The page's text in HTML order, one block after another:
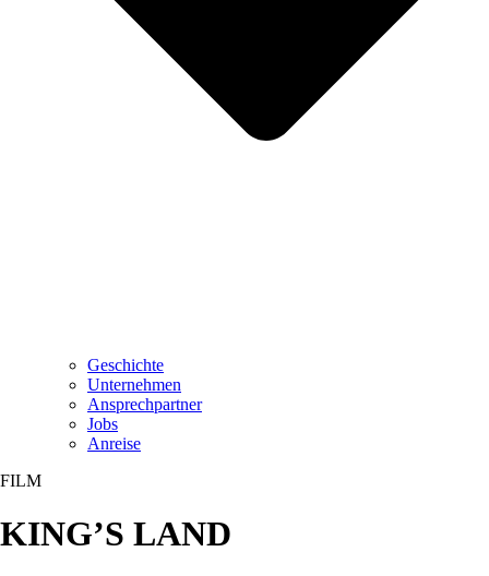
Geschichte
Unternehmen
Ansprechpartner
Jobs
Anreise
FILM
KING’S LAND